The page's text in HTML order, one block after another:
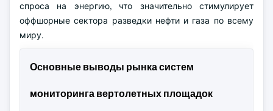
спроса на энергию, что значительно стимулирует
оффшорные сектора разведки нефти и газа по всему
миру.
Основные выводы рынка систем
мониторинга вертолетных площадок